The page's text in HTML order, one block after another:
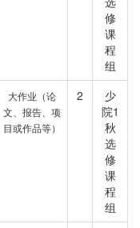
修
课
程
组
大作业（论
文、报告、项
目或作品等）
2
少
院1
秋
选
修
课
程
组